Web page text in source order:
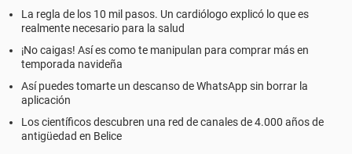
La regla de los 10 mil pasos. Un cardiólogo explicó lo que es
realmente necesario para la salud
¡No caigas! Así es como te manipulan para comprar más en
temporada navideña
Así puedes tomarte un descanso de WhatsApp sin borrar la
aplicación
Los científicos descubren una red de canales de 4.000 años de
antigüedad en Belice